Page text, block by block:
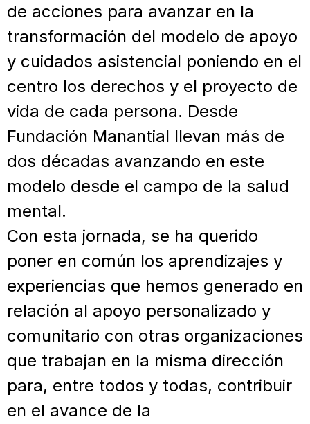
de acciones para avanzar en la
transformación del modelo de apoyo
y cuidados asistencial poniendo en el
centro los derechos y el proyecto de
vida de cada persona. Desde
Fundación Manantial llevan más de
dos décadas avanzando en este
modelo desde el campo de la salud
mental.
Con esta jornada, se ha querido
poner en común los aprendizajes y
experiencias que hemos generado en
relación al apoyo personalizado y
comunitario con otras organizaciones
que trabajan en la misma dirección
para, entre todos y todas, contribuir
en el avance de la